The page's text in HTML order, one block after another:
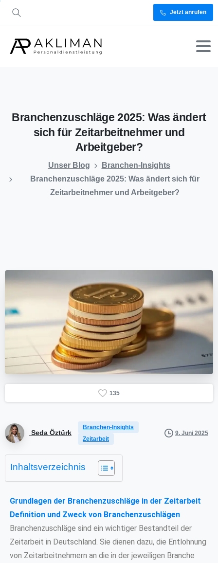
Jetzt anrufen
Branchenzuschläge 2025: Was ändert
sich für Zeitarbeitnehmer und
Arbeitgeber?
Unser Blog
Branchen-Insights
Branchenzuschläge 2025: Was ändert sich für
Zeitarbeitnehmer und Arbeitgeber?
135
Seda Öztürk
Branchen-Insights
Zeitarbeit
9. Juni 2025
Inhaltsverzeichnis
Grundlagen der Branchenzuschläge in der Zeitarbeit
Definition und Zweck von Branchenzuschlägen
Branchenzuschläge sind ein wichtiger Bestandteil der
Zeitarbeit in Deutschland. Sie dienen dazu, die Entlohnung
von Zeitarbeitnehmern an die in der jeweiligen Branche